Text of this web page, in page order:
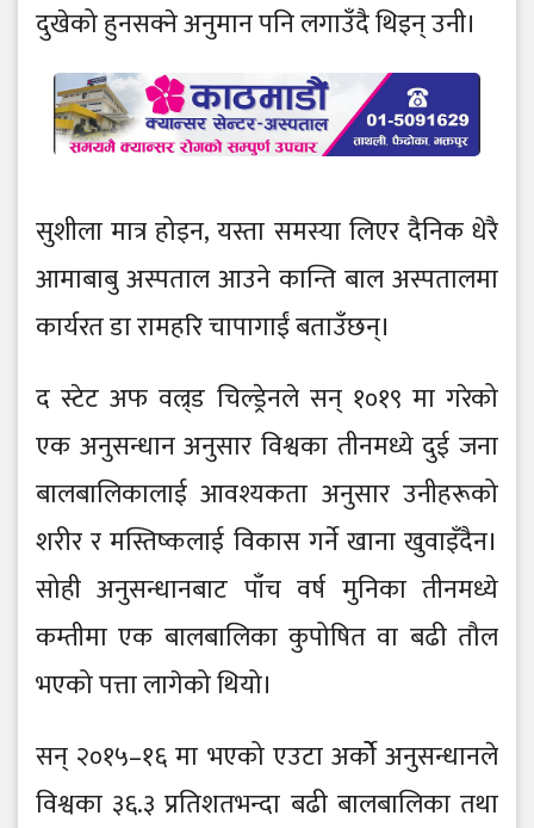
दुखेको हुनसक्ने अनुमान पनि लगाउँदै थिइन् उनी।
सुशीला मात्र होइन, यस्ता समस्या लिएर दैनिक धेरै
आमाबाबु अस्पताल आउने कान्ति बाल अस्पतालमा
कार्यरत डा रामहरि चापागाईं बताउँछन्।
द स्टेट अफ वल्र्ड चिल्ड्रेनले सन् १०१९ मा गरेको
एक अनुसन्धान अनुसार विश्वका तीनमध्ये दुई जना
बालबालिकालाई आवश्यकता अनुसार उनीहरूको
शरीर र मस्तिष्कलाई विकास गर्ने खाना खुवाइँदैन।
सोही अनुसन्धानबाट पाँच वर्ष मुनिका तीनमध्ये
कम्तीमा एक बालबालिका कुपोषित वा बढी तौल
भएको पत्ता लागेको थियो।
सन् २०१५–१६ मा भएको एउटा अर्कोे अनुसन्धानले
विश्वका ३६.३ प्रतिशतभन्दा बढी बालबालिका तथा